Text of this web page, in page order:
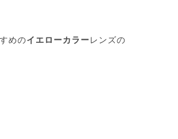
めのイエローカラーレンズの